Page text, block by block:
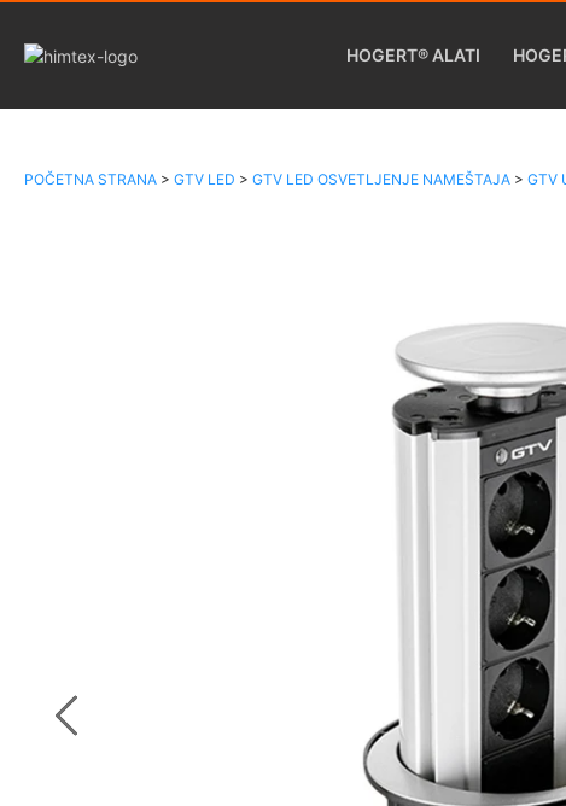
HOGERT® ALATI
POČETNA STRANA > GTV LED > GTV LED OSVETLJENJE NAMEŠTAJA > GTV